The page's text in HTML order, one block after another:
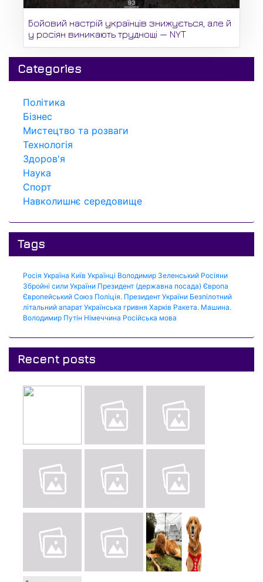
Бойовий настрій українців знижується, але й
у росіян виникають труднощі — NYT
Categories
Політика
Бізнес
Мистецтво та розваги
Технологія
Здоров'я
Наука
Спорт
Навколишнє середовище
Tags
Росія Україна Київ Українці Володимир Зеленський Росіяни
Збройні сили України Президент (державна посада) Європа
Європейський Союз Поліція. Президент України Безпілотний
літальний апарат Українська гривня Харків Ракета. Машина.
Володимир Путін Німеччина Російська мова
Recent posts